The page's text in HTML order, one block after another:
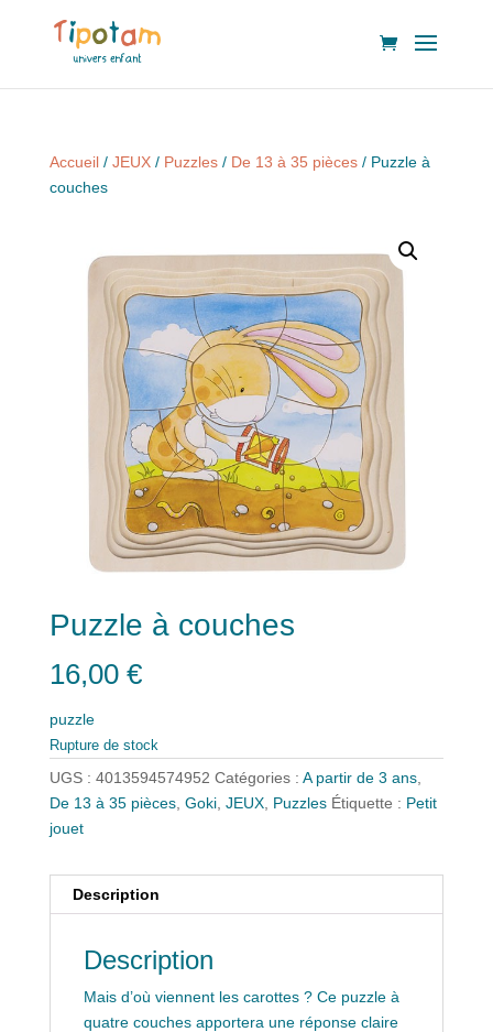
Accueil/ JEUX/ Puzzles/ De 13 à 35 pièces/ Puzzle à
couches
Puzzle à couches
16,00 €
puzzle
Rupture de stock
UGS : 4013594574952 Catégories : A partir de 3 ans,
De 13 à 35 pièces, Goki, JEUX, Puzzles Étiquette : Petit
jouet
Description
Description
Mais d’où viennent les carottes ? Ce puzzle à
quatre couches apportera une réponse claire